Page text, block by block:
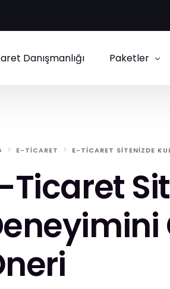
Danışmanlığı Paketler
E-TICARET E-TICARET SITENIZDE
Ticaret